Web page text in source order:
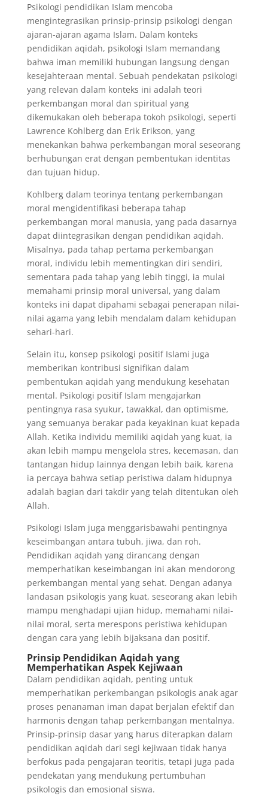
Psikologi pendidikan Islam mencoba
mengintegrasikan prinsip-prinsip psikologi dengan
ajaran-ajaran agama Islam. Dalam konteks
pendidikan aqidah, psikologi Islam memandang
bahwa iman memiliki hubungan langsung dengan
kesejahteraan mental. Sebuah pendekatan psikologi
yang relevan dalam konteks ini adalah teori
perkembangan moral dan spiritual yang
dikemukakan oleh beberapa tokoh psikologi, seperti
Lawrence Kohlberg dan Erik Erikson, yang
menekankan bahwa perkembangan moral seseorang
berhubungan erat dengan pembentukan identitas
dan tujuan hidup.
Kohlberg dalam teorinya tentang perkembangan
moral mengidentifikasi beberapa tahap
perkembangan moral manusia, yang pada dasarnya
dapat diintegrasikan dengan pendidikan aqidah.
Misalnya, pada tahap pertama perkembangan
moral, individu lebih mementingkan diri sendiri,
sementara pada tahap yang lebih tinggi, ia mulai
memahami prinsip moral universal, yang dalam
konteks ini dapat dipahami sebagai penerapan nilai-
nilai agama yang lebih mendalam dalam kehidupan
sehari-hari.
Selain itu, konsep psikologi positif Islami juga
memberikan kontribusi signifikan dalam
pembentukan aqidah yang mendukung kesehatan
mental. Psikologi positif Islam mengajarkan
pentingnya rasa syukur, tawakkal, dan optimisme,
yang semuanya berakar pada keyakinan kuat kepada
Allah. Ketika individu memiliki aqidah yang kuat, ia
akan lebih mampu mengelola stres, kecemasan, dan
tantangan hidup lainnya dengan lebih baik, karena
ia percaya bahwa setiap peristiwa dalam hidupnya
adalah bagian dari takdir yang telah ditentukan oleh
Allah.
Psikologi Islam juga menggarisbawahi pentingnya
keseimbangan antara tubuh, jiwa, dan roh.
Pendidikan aqidah yang dirancang dengan
memperhatikan keseimbangan ini akan mendorong
perkembangan mental yang sehat. Dengan adanya
landasan psikologis yang kuat, seseorang akan lebih
mampu menghadapi ujian hidup, memahami nilai-
nilai moral, serta merespons peristiwa kehidupan
dengan cara yang lebih bijaksana dan positif.
Prinsip Pendidikan Aqidah yang
Memperhatikan Aspek Kejiwaan
Dalam pendidikan aqidah, penting untuk
memperhatikan perkembangan psikologis anak agar
proses penanaman iman dapat berjalan efektif dan
harmonis dengan tahap perkembangan mentalnya.
Prinsip-prinsip dasar yang harus diterapkan dalam
pendidikan aqidah dari segi kejiwaan tidak hanya
berfokus pada pengajaran teoritis, tetapi juga pada
pendekatan yang mendukung pertumbuhan
psikologis dan emosional siswa.